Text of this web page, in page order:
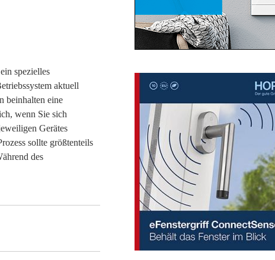
spezielles
aktuell
beinhalten eine
wenn Sie sich
Gerätes
sollte größtenteils
des